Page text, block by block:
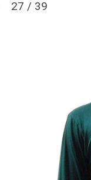
27 / 39